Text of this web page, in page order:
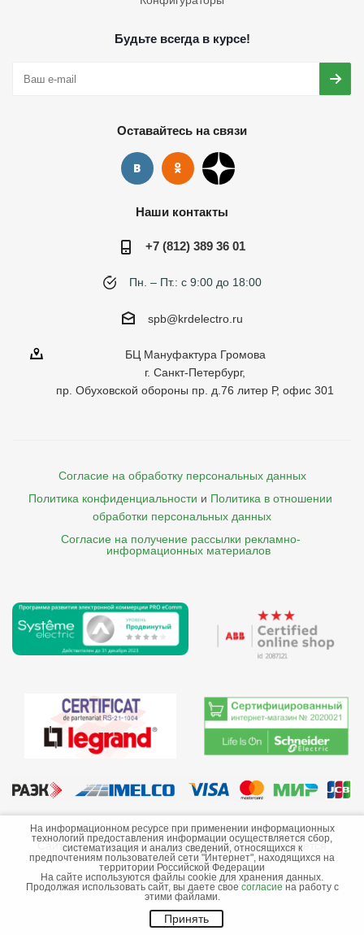
Будьте всегда в курсе!
Оставайтесь на связи
Наши контакты
+7 (812) 389 36 01
Пн. – Пт.: с 9:00 до 18:00
spb@krdelectro.ru
БЦ Мануфактура Громова
г. Санкт-Петербург,
пр. Обуховской обороны пр. д.76 литер Р, офис 301
Согласие на обработку персональных данных
Политика конфиденциальности и Политика в отношении
обработки персональных данных
Согласие на получение рассылки рекламно-
    информационных материалов
©2013-2026 ООО «Краснодарэлектро»
Сайт носит информационный характер и не является
публичной офертой.
Стоимость товаров и их наличие не гарантируются.
На информационном ресурсе при применении информационных
технологий предоставления информации осуществляется сбор,
систематизация и анализ сведений, относящихся к
предпочтениям пользователей сети "Интернет", находящихся на
территории Российской Федерации
На сайте используются файлы cookie для хранения данных.
Продолжая использовать сайт, вы даете свое согласие на работу с
этими файлами.
Принять